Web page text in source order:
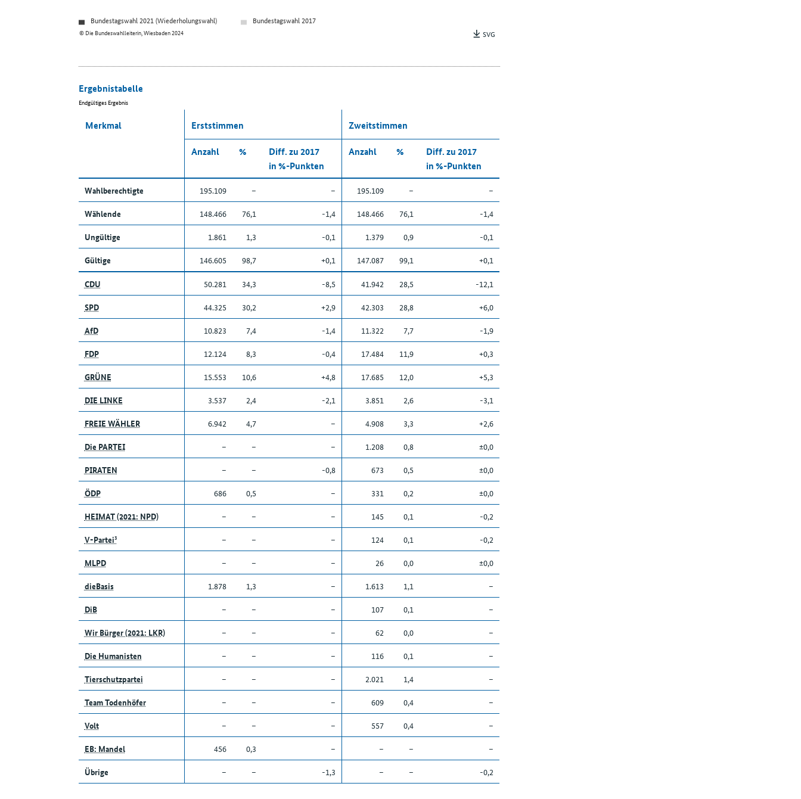
© Die Bundeswahlleiterin, Wiesbaden 2024
Bundestagswahl 2021 (Wiederholungswahl)
Bundestagswahl 2017
SVG
Ergebnistabelle
Endgültiges Ergebnis
Merkmal Erststimmen
Zweitstimmen
Anzahl
%
Diff. zu 2017
in %-Punkten
Anzahl %
Diff. zu 2017
in %-Punkten
Wahlberechtigte 195.109 – – 195.109 –
–
Wählende
148.466 76,1 -1,4 148.466 76,1
-1,4
Ungültige
1.861 1,3 -0,1 1.379 0,9
-0,1
Gültige
146.605 98,7 +0,1 147.087 99,1
+0,1
CDU
50.281 34,3 -8,5 41.942 28,5
-12,1
SPD
44.325 30,2 +2,9 42.303 28,8
+6,0
AfD
10.823 7,4 -1,4 11.322 7,7
-1,9
FDP
12.124 8,3 -0,4 17.484 11,9
+0,3
GRÜNE
15.553 10,6 +4,8 17.685 12,0
+5,3
DIE LINKE
3.537 2,4 -2,1 3.851 2,6
-3,1
FREIE WÄHLER
6.942 4,7 – 4.908 3,3
+2,6
Die PARTEI
– – – 1.208 0,8
±0,0
PIRATEN
– – -0,8 673 0,5
±0,0
ÖDP
686 0,5 – 331 0,2
±0,0
HEIMAT (2021: NPD)
– – – 145 0,1
-0,2
V-Partei³
– – – 124 0,1
-0,2
MLPD
– – – 26 0,0
±0,0
dieBasis
1.878 1,3 – 1.613 1,1
–
DiB
– – – 107 0,1
–
Wir Bürger (2021: LKR)
– – – 62 0,0
–
Die Humanisten
– – – 116 0,1
–
Tierschutzpartei
– – – 2.021 1,4
–
Team Todenhöfer
– – – 609 0,4
–
Volt
– – – 557 0,4
–
EB: Mandel
456 0,3 – – –
–
Übrige
– – -1,3 – – -0,2